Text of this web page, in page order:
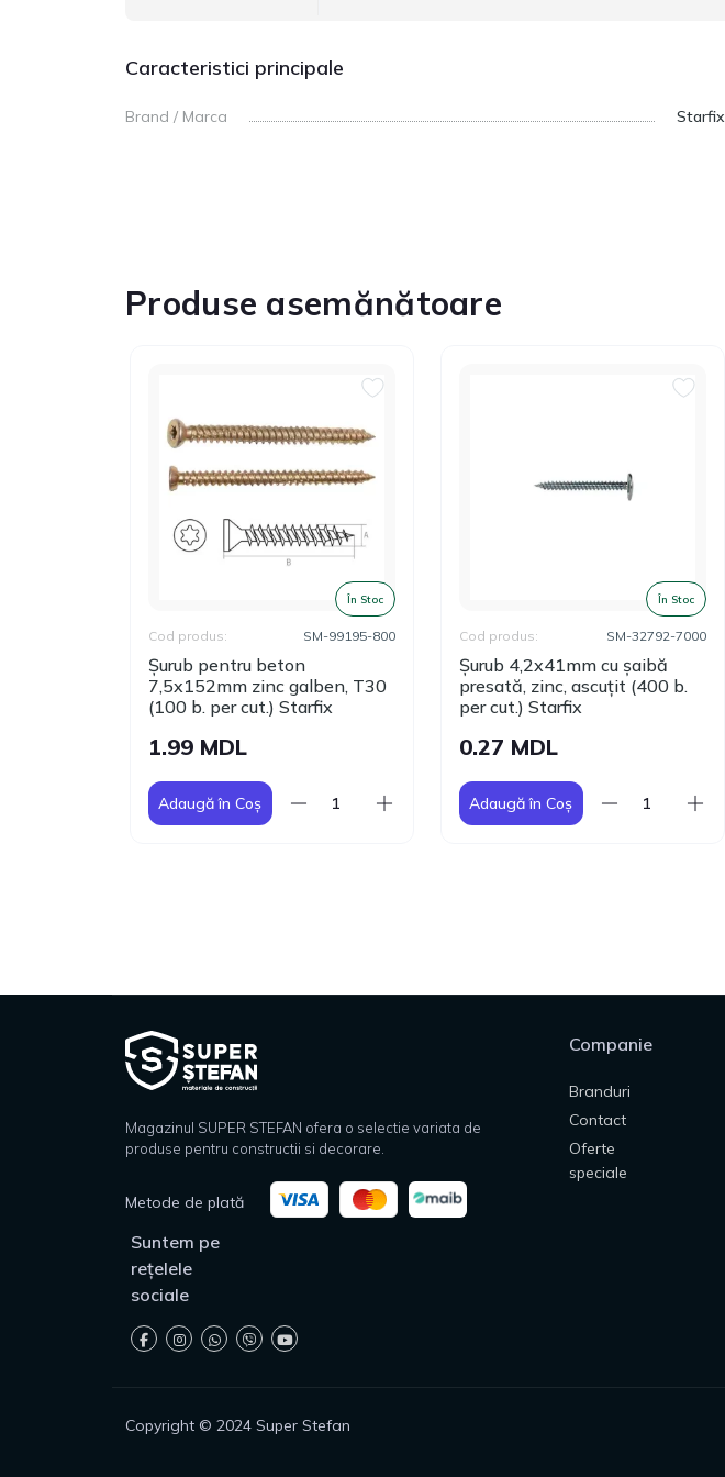
Caracteristici principale
Brand / Marca Starfix
Produse asemănătoare
În Stoc
Șurub pentru beton
7,5x152mm zinc galben, T30
(100 b. per cut.) Starfix
Cod produs: SM-99195-800
1.99 MDL
Adaugă în Coș
În Stoc
Șurub 4,2x41mm cu șaibă
presată, zinc, ascuțit (400 b.
per cut.) Starfix
Cod produs: SM-32792-7000
0.27 MDL
Adaugă în Coș
Magazinul SUPER STEFAN ofera o selectie variata de
produse pentru constructii si decorare.
Metode de plată
Companie
Branduri
Contact
Oferte
speciale
Suntem pe
rețelele
sociale
Copyright © 2024 Super Stefan